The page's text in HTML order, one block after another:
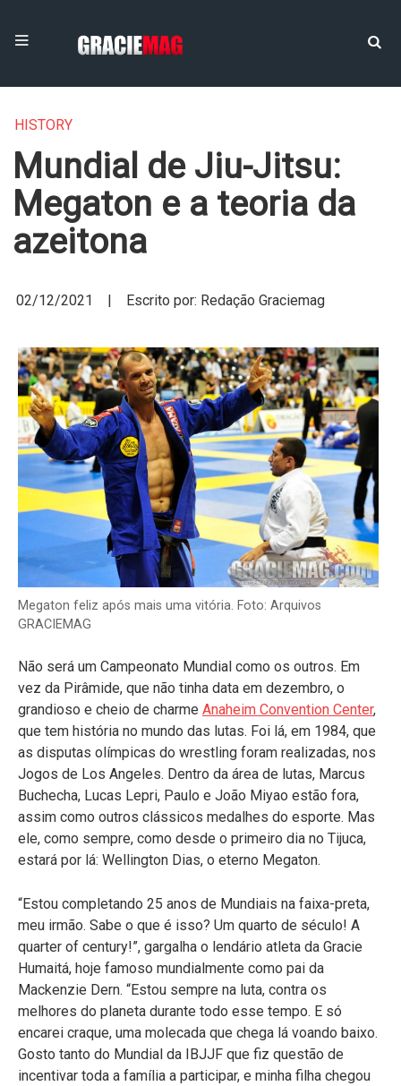
HISTORY
Mundial de Jiu-Jitsu:
Megaton e a teoria da
azeitona
02/12/2021 | Escrito por: Redação Graciemag
Megaton feliz após mais uma vitória. Foto: Arquivos
GRACIEMAG
Não será um Campeonato Mundial como os outros. Em
vez da Pirâmide, que não tinha data em dezembro, o
grandioso e cheio de charme Anaheim Convention Center,
que tem história no mundo das lutas. Foi lá, em 1984, que
as disputas olímpicas do wrestling foram realizadas, nos
Jogos de Los Angeles. Dentro da área de lutas, Marcus
Buchecha, Lucas Lepri, Paulo e João Miyao estão fora,
assim como outros clássicos medalhes do esporte. Mas
ele, como sempre, como desde o primeiro dia no Tijuca,
estará por lá: Wellington Dias, o eterno Megaton.
“Estou completando 25 anos de Mundiais na faixa-preta,
meu irmão. Sabe o que é isso? Um quarto de século! A
quarter of century!”, gargalha o lendário atleta da Gracie
Humaitá, hoje famoso mundialmente como pai da
Mackenzie Dern. “Estou sempre na luta, contra os
melhores do planeta durante todo esse tempo. E só
encarei craque, uma molecada que chega lá voando baixo.
Gosto tanto do Mundial da IBJJF que fiz questão de
incentivar toda a família a participar, e minha filha chegou